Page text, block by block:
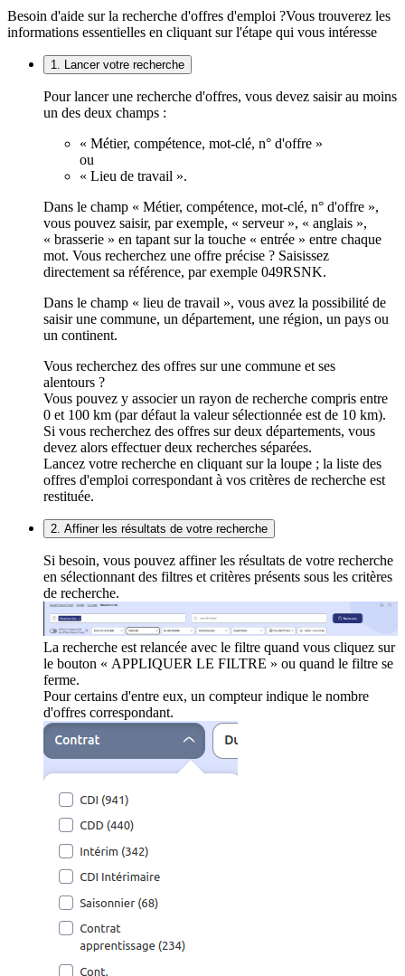
Besoin d'aide sur la recherche d'offres d'emploi ?Vous trouverez les
informations essentielles en cliquant sur l'étape qui vous intéresse
1. Lancer votre recherche
Pour lancer une recherche d'offres, vous devez saisir au moins
un des deux champs :
« Métier, compétence, mot-clé, n° d'offre »
ou
« Lieu de travail ».
Dans le champ « Métier, compétence, mot-clé, n° d'offre »,
vous pouvez saisir, par exemple, « serveur », « anglais »,
« brasserie » en tapant sur la touche « entrée » entre chaque
mot. Vous recherchez une offre précise ? Saisissez
directement sa référence, par exemple 049RSNK.
Dans le champ « lieu de travail », vous avez la possibilité de
saisir une commune, un département, une région, un pays ou
un continent.
Vous recherchez des offres sur une commune et ses
alentours ?
Vous pouvez y associer un rayon de recherche compris entre
0 et 100 km (par défaut la valeur sélectionnée est de 10 km).
Si vous recherchez des offres sur deux départements, vous
devez alors effectuer deux recherches séparées.
Lancez votre recherche en cliquant sur la loupe ; la liste des
offres d'emploi correspondant à vos critères de recherche est
restituée.
2. Affiner les résultats de votre recherche
Si besoin, vous pouvez affiner les résultats de votre recherche
en sélectionnant des filtres et critères présents sous les critères
de recherche.
La recherche est relancée avec le filtre quand vous cliquez sur
le bouton « APPLIQUER LE FILTRE » ou quand le filtre se
ferme.
Pour certains d'entre eux, un compteur indique le nombre
d'offres correspondant.